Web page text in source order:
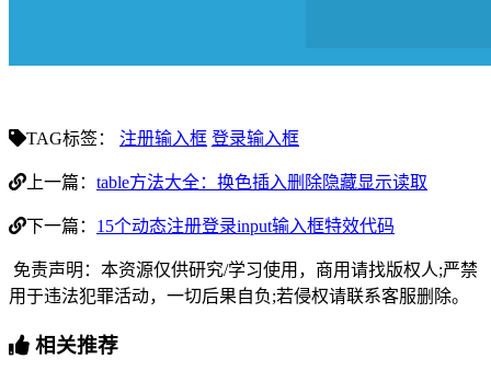
TAG标签： 注册输入框 登录输入框
上一篇： table方法大全：换色插入删除隐藏显示读取
下一篇： 15个动态注册登录input输入框特效代码
免责声明：本资源仅供研究/学习使用，商用请找版权人;严禁
用于违法犯罪活动，一切后果自负;若侵权请联系客服删除。
相关推荐